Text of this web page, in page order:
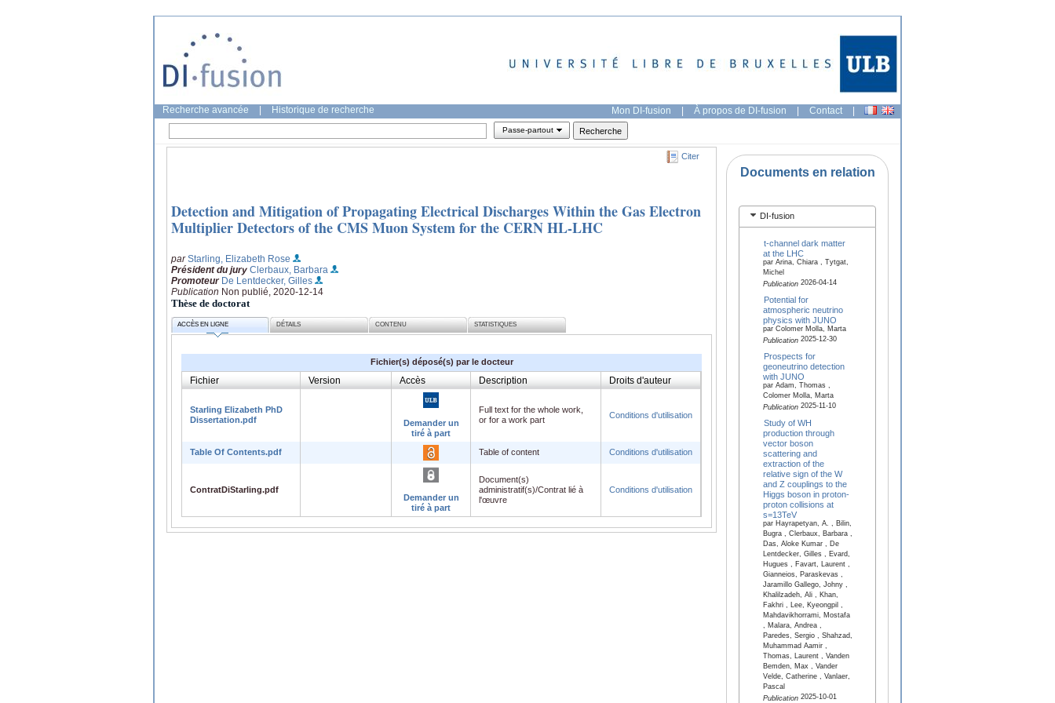
Recherche avancée Historique de recherche Mon DI-fusion | À propos de DI-fusion | Contact |
Passe-partout
Citer
Detection and Mitigation of Propagating Electrical Discharges Within the Gas Electron
Multiplier Detectors of the CMS Muon System for the CERN HL-LHC
parStarling, Elizabeth Rose
Président du jury Clerbaux, Barbara
Promoteur De Lentdecker, Gilles
Publication Non publié, 2020-12-14
Thèse de doctorat
ACCÈS EN LIGNE DÉTAILS CONTENU STATISTIQUES
Fichier(s) déposé(s) par le docteur
Fichier Version Accès Description Droits d'auteur
Starling Elizabeth PhD
Dissertation.pdf
Demander un
tiré à part
Full text for the whole work,
or for a work part
Conditions d'utilisation
Table Of Contents.pdf Table of content Conditions d'utilisation
ContratDiStarling.pdf
Demander un
tiré à part
Document(s)
administratif(s)/Contrat lié à
l'œuvre
Conditions d'utilisation
Documents en relation
DI-fusion
t-channel dark matter
at the LHC
par Arina, Chiara , Tytgat,
Michel
Publication2026-04-14
Potential for
atmospheric neutrino
physics with JUNO
par Colomer Molla, Marta
Publication2025-12-30
Prospects for
geoneutrino detection
with JUNO
par Adam, Thomas ,
Colomer Molla, Marta
Publication2025-11-10
Study of WH
production through
vector boson
scattering and
extraction of the
relative sign of the W
and Z couplings to the
Higgs boson in proton-
proton collisions at
s=13TeV
par Hayrapetyan, A. , Bilin,
Bugra , Clerbaux, Barbara ,
Das, Aloke Kumar , De
Lentdecker, Gilles , Evard,
Hugues , Favart, Laurent ,
Gianneios, Paraskevas ,
Jaramillo Gallego, Johny ,
Khalilzadeh, Ali , Khan,
Fakhri , Lee, Kyeongpil ,
Mahdavikhorrami, Mostafa
, Malara, Andrea ,
Paredes, Sergio , Shahzad,
Muhammad Aamir ,
Thomas, Laurent , Vanden
Bemden, Max , Vander
Velde, Catherine , Vanlaer,
Pascal
Publication2025-10-01